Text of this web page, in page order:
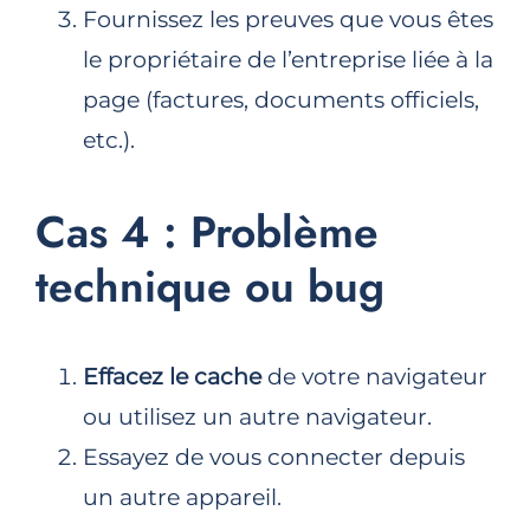
Fournissez les preuves que vous êtes
le propriétaire de l’entreprise liée à la
page (factures, documents officiels,
etc.).
Cas 4 : Problème
technique ou bug
Effacez le cachede votre navigateur
ou utilisez un autre navigateur.
Essayez de vous connecter depuis
un autre appareil.